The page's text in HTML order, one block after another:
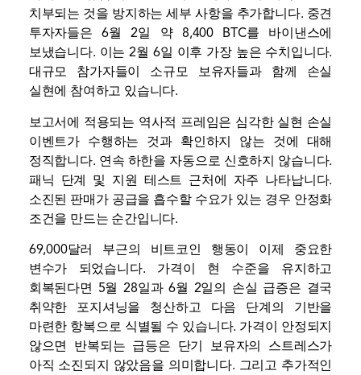
치부되는 것을 방지하는 세부 사항을 추가합니다. 중견
투자자들은 6월 2일 약 8,400 BTC를 바이낸스에
보냈습니다. 이는 2월 6일 이후 가장 높은 수치입니다.
대규모 참가자들이 소규모 보유자들과 함께 손실
실현에 참여하고 있습니다.
보고서에 적용되는 역사적 프레임은 심각한 실현 손실
이벤트가 수행하는 것과 확인하지 않는 것에 대해
정직합니다. 연속 하한을 자동으로 신호하지 않습니다.
패닉 단계 및 지원 테스트 근처에 자주 나타납니다.
소진된 판매가 공급을 흡수할 수요가 있는 경우 안정화
조건을 만드는 순간입니다.
69,000달러 부근의 비트코인 ​​행동이 이제 중요한
변수가 되었습니다. 가격이 현 수준을 유지하고
회복된다면 5월 28일과 6월 2일의 손실 급증은 결국
취약한 포지셔닝을 청산하고 다음 단계의 기반을
마련한 항복으로 식별될 수 있습니다. 가격이 안정되지
않으면 반복되는 급등은 단기 보유자의 스트레스가
아직 소진되지 않았음을 의미합니다. 그리고 추가적인